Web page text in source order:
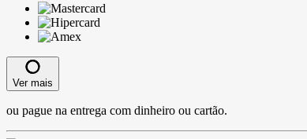
Ver mais
ou pague na entrega com dinheiro ou cartão.